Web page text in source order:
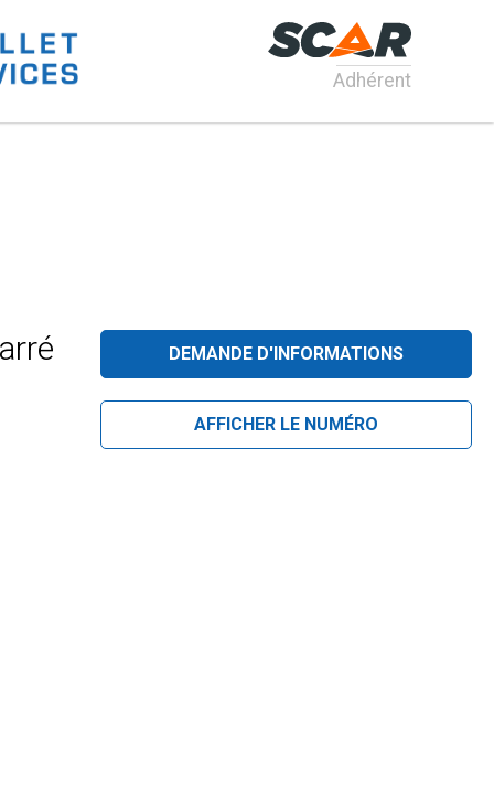
Adhérent
DEMANDE D'INFORMATIONS
AFFICHER LE NUMÉRO